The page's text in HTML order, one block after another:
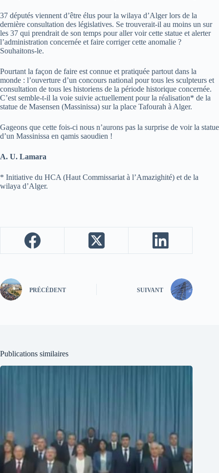
37 députés viennent d’être élus pour la wilaya d’Alger lors de la
dernière consultation des législatives. Se trouverait-il au moins un sur
les 37 qui prendrait de son temps pour aller voir cette statue et alerter
l’administration concernée et faire corriger cette anomalie ?
Souhaitons-le.
Pourtant la façon de faire est connue et pratiquée partout dans la
monde : l’ouverture d’un concours national pour tous les sculpteurs et
consultation de tous les historiens de la période historique concernée.
C’est semble-t-il la voie suivie actuellement pour la réalisation* de la
statue de Masensen (Massinissa) sur la place Tafourah à Alger.
Gageons que cette fois-ci nous n’aurons pas la surprise de voir la statue
d’un Massinissa en qamis saoudien !
A. U. Lamara
* Initiative du HCA (Haut Commissariat à l’Amazighité) et de la
wilaya d’Alger.
PRÉCÉDENT SUIVANT
Publications similaires